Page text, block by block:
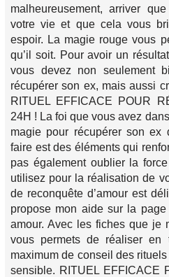
malheureusement, arriver
votre vie et que cela vous
espoir. La magie rouge vous
qu’il soit. Pour avoir un
vous devez non seulement
récupérer son ex, mais aussi
RITUEL EFFICACE POUR
24H ! La foi que vous avez
magie pour récupérer son
faire est des éléments qui
pas également oublier la
utilisez pour la réalisation de
de reconquête d’amour est
propose mon aide sur la
amour. Avec les fiches que je
vous permets de réaliser en
maximum de conseil des
sensible. RITUEL EFFICACE